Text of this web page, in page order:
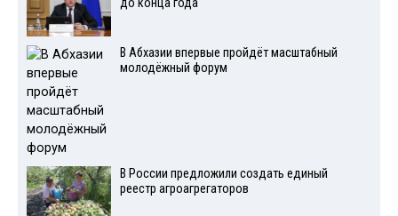
до конца года
В Абхазии впервые пройдёт масштабный
молодёжный форум
В России предложили создать единый
реестр агроагрегаторов